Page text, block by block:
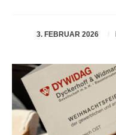
3. FEBRUAR 2026